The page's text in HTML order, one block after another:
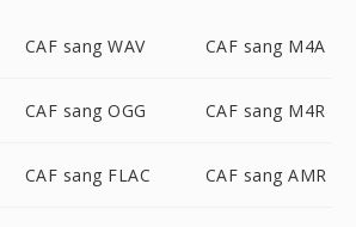
CAF sang WAV CAF sang M4A
CAF sang OGG CAF sang M4R
CAF sang FLAC CAF sang AMR